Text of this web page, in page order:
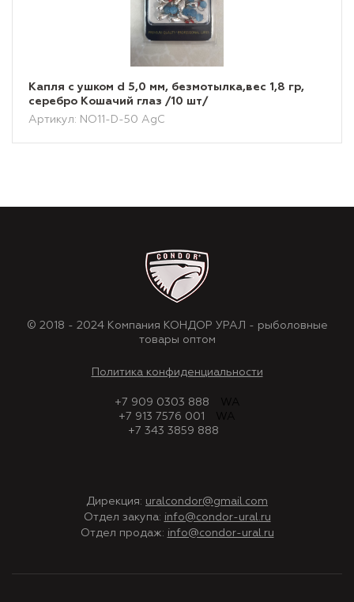
Капля с ушком d 5,0 мм, безмотылка,вес 1,8 гр,
серебро Кошачий глаз /10 шт/
Артикул: NO11-D-50 AgС
© 2018 - 2024 Компания КОНДОР УРАЛ - рыболовные
товары оптом
Политика конфиденциальности
+7 909 0303 888
WA
+7 913 7576 001
WA
+7 343 3859 888
Дирекция: uralcondor@gmail.com
Отдел закупа: info@condor-ural.ru
Отдел продаж: info@condor-ural.ru